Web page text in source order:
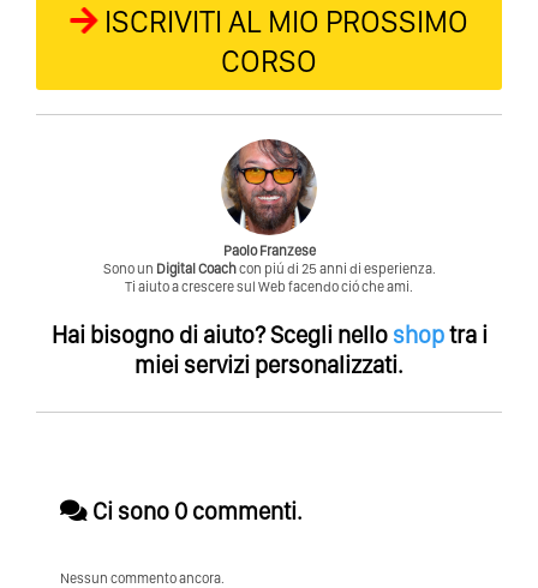
ISCRIVITI AL MIO PROSSIMO
CORSO
Paolo Franzese
Sono un Digital Coachcon piú di 25 anni di esperienza.
Ti aiuto a crescere sul Web facendo ció che ami.
Hai bisogno di aiuto?Scegli nello shoptra i
miei servizi personalizzati.
Ci sono 0 commenti.
Nessun commento ancora.